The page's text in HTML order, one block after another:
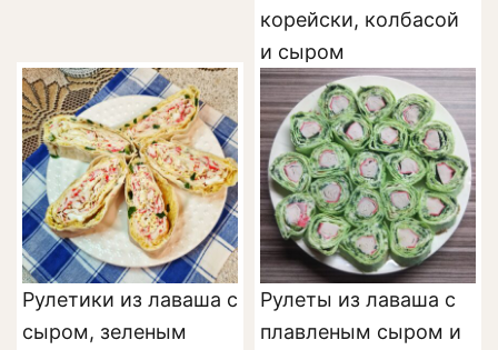
корейски, колбасой
и сыром
Рулетики из лаваша с
сыром, зеленым
Рулеты из лаваша с
плавленым сыром и